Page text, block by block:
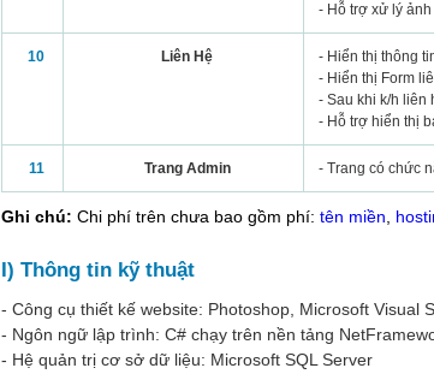
- Hỗ trợ xử lý
10 Liên Hệ
- Hiển thị thông
- Hiển thị Form
- Sau khi k/h liên
- Hỗ trợ hiển thị
11 Trang Admin - Trang có chức
Ghi chú: Chi phí trên chưa bao gồm phí: tên miền
I) Thông tin kỹ thuật
- Công cụ thiết kế website: Photoshop, Microsoft Visual
- Ngôn ngữ lập trình: C# chạy trên nền tảng
- Hệ quản trị cơ sở dữ liệu: Microsoft SQL Server